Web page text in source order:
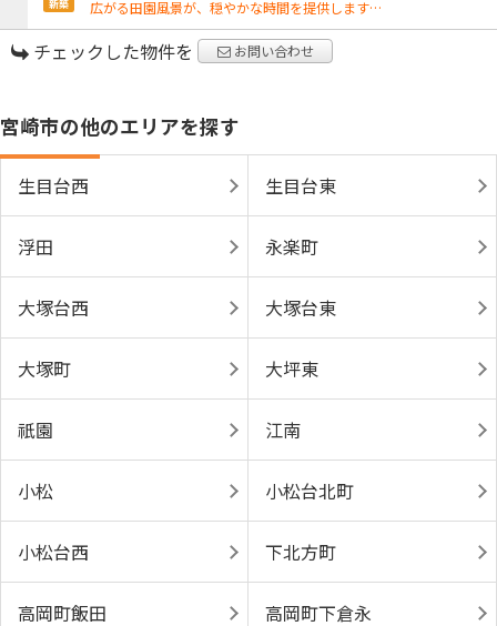
新築
広がる田園風景が、穏やかな時間を提供します…
チェックした物件を お問い合わせ
宮崎市の他のエリアを探す
生目台西 生目台東
浮田 永楽町
大塚台西 大塚台東
大塚町 大坪東
祇園 江南
小松 小松台北町
小松台西 下北方町
高岡町飯田 高岡町下倉永